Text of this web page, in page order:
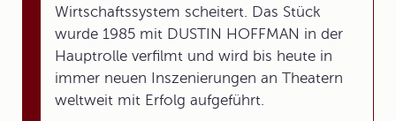
Wirtschaftssystem scheitert. Das Stück
wurde 1985 mit DUSTIN HOFFMAN in der
Hauptrolle verfilmt und wird bis heute in
immer neuen Inszenierungen an Theatern
weltweit mit Erfolg aufgeführt.